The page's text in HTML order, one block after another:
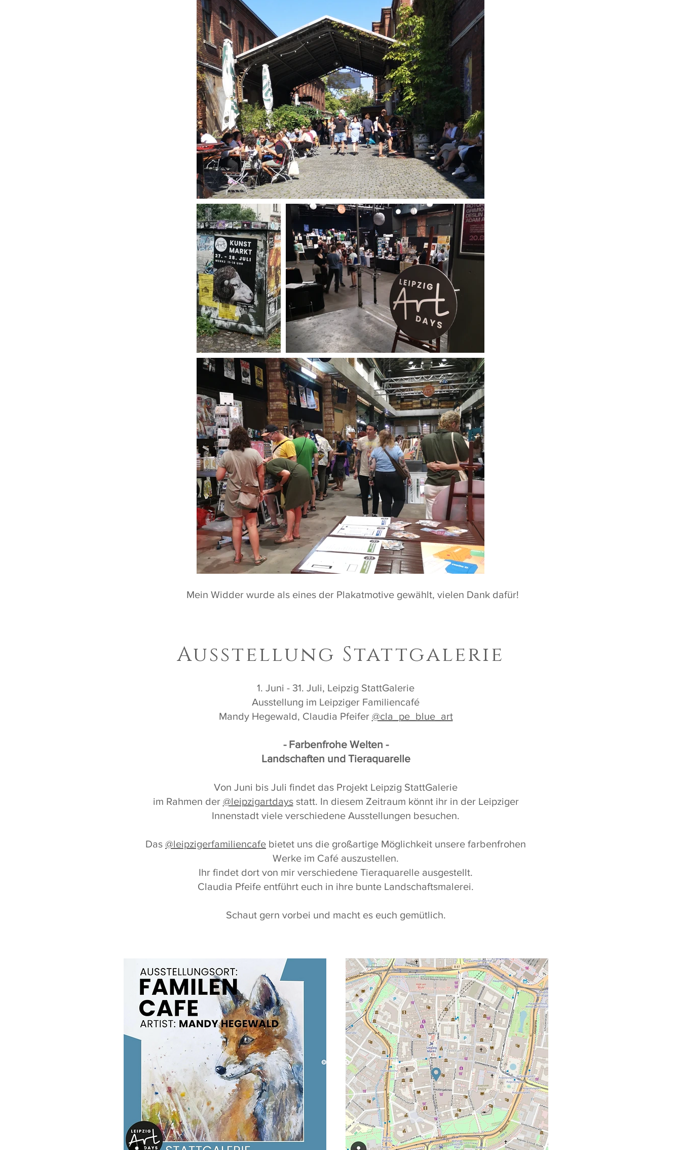
Mein Widder wurde als eines der Plakatmotive gewählt, vielen Dank dafür!
Ausstellung Stattgalerie
1. Juni - 31. Juli, Leipzig StattGalerie
Ausstellung im Leipziger Familiencafé
Mandy Hegewald, Claudia Pfeifer @cla_pe_blue_art
- Farbenfrohe Welten -
Landschaften und Tieraquarelle
Von Juni bis Juli findet das Projekt Leipzig StattGalerie
im Rahmen der @leipzigartdaysstatt. In diesem Zeitraum könnt ihr in der Leipziger
Innenstadt viele verschiedene Ausstellungen besuchen.
Das @leipzigerfamiliencafe bietet uns die großartige Möglichkeit unsere farbenfrohen
Werke im Café auszustellen.
Ihr findet dort von mir verschiedene Tieraquarelle ausgestellt.
Claudia Pfeife entführt euch in ihre bunte Landschaftsmalerei.
Schaut gern vorbei und macht es euch gemütlich.